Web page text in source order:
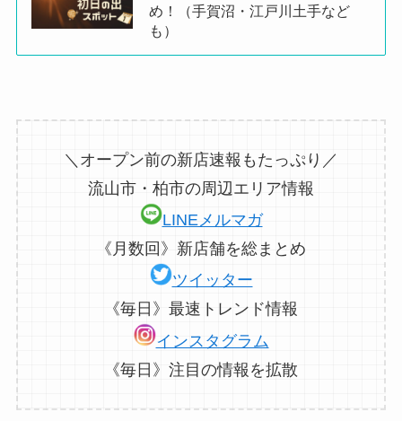
め！（手賀沼・江戸川土手など
も）
＼オープン前の新店速報もたっぷり／
流山市・柏市の周辺エリア情報
LINEメルマガ
《月数回》新店舗を総まとめ
ツイッター
《毎日》最速トレンド情報
インスタグラム
《毎日》注目の情報を拡散